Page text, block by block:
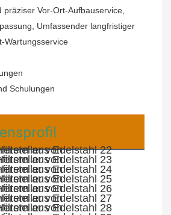
präziser Vor-Ort-Aufbauservice,
Umfassender langfristiger
Wartungsservice
Schulungen